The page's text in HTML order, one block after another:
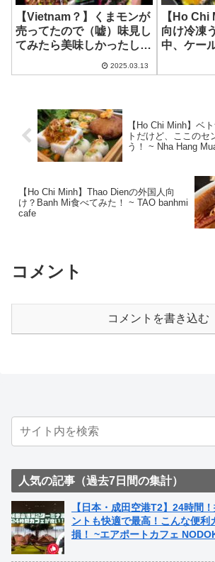
【Vietnam？】くまモンが
売ってたので（嘘）味見し
てみたら美味しかったし気
た！ ~ ぷちっと海苔めんた
2025.03.13
【Ho
向け冷凍
中、ケー
Xoan
【Ho Chi Minh】ベ
トだけど、ここのセ
う！ ~ Nha Hang
【Ho Chi Minh】Thao Dienの外国人向
け？Banh Mi食べてみた！ ~ TAO banhmi
cafe
コメント
コメントを書き込む
人気の記事（過去7日間の集計）
【日本・成田空港T2】24時間
ントも快適で最高！こんな便利
損！ ~エアポートカフェ